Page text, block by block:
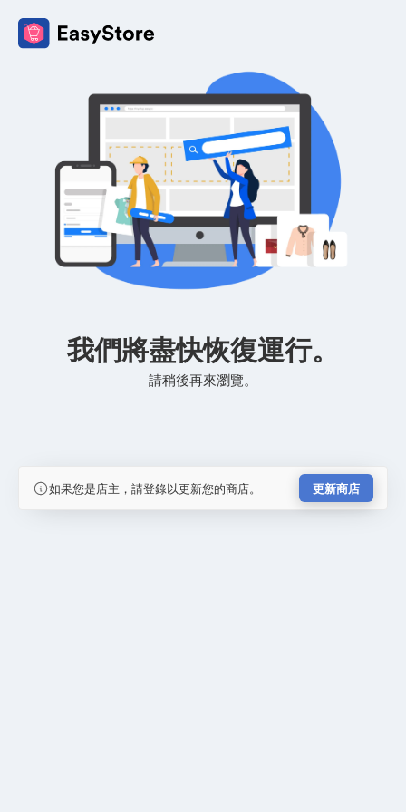
我們將盡快恢復運行。
請稍後再來瀏覽。
如果您是店主，請登錄以更新您的商店。 更新商店